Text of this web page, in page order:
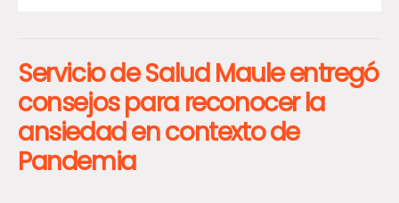
Servicio de Salud Maule entregó
consejos para reconocer la
ansiedad en contexto de
Pandemia